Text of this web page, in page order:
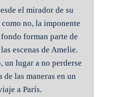
el mirador de su
no, la imponente
forman parte de
escenas de Amelie.
un lugar a no perderse
de las maneras en un
a París.